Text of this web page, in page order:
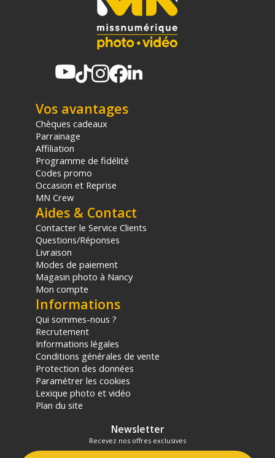
Vos avantages
Chèques cadeaux
Parrainage
Affiliation
Programme de fidélité
Codes promo
Occasion et Reprise
MN Crew
Aides & Contact
Contacter le Service Clients
Questions/Réponses
Livraison
Modes de paiement
Magasin photo à Nancy
Mon compte
Informations
Qui sommes-nous ?
Recrutement
Informations légales
Conditions générales de vente
Protection des données
Paramétrer les cookies
Lexique photo et vidéo
Plan du site
Newsletter
Recevez nos offres exclusives